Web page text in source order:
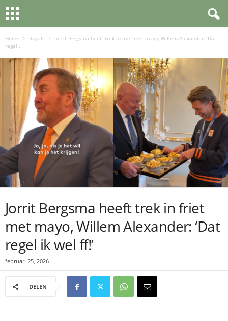
Home Royals
Jorrit Bergsma heeft trek in friet met mayo, Willem Alexander: ‘Dat
regel...
Jorrit Bergsma heeft trek in friet
met mayo, Willem Alexander: ‘Dat
regel ik wel ff!’
februari 25, 2026
DELEN